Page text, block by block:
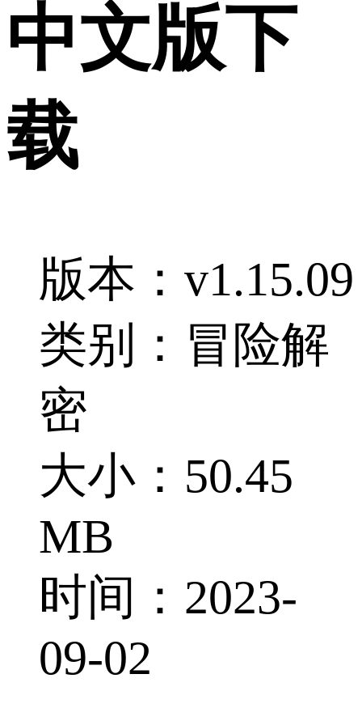
中文版下
载
版本：v1.15.09
类别：冒险解
密
大小：50.45
MB
时间：2023-
09-02